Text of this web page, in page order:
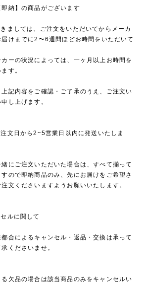
納】の商品がございます
ましては、ご注文をいただいてからメーカ
けまでに2〜6週間ほどお時間をいただいて
ーの状況によっては、一ヶ月以上お時間を
す。
記内容をご確認・ご了承のうえ、ご注文い
し上げます。
文日から2~5営業日以内に発送いたしま
にご注文いただいた場合は、すべて揃って
ので即納商品のみ、先にお届けをご希望さ
文くださいますようお願いいたします。
ルに関して
合によるキャンセル・返品・交換は承って
くださいませ。
欠品の場合は該当商品のみをキャンセルい